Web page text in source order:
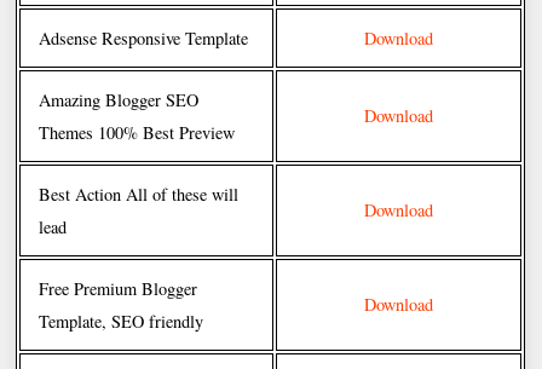
Adsense Responsive Template Download
Amazing Blogger SEO
Themes 100% Best Preview
Download
Best Action All of these will
lead
Download
Free Premium Blogger
Template, SEO friendly
Download